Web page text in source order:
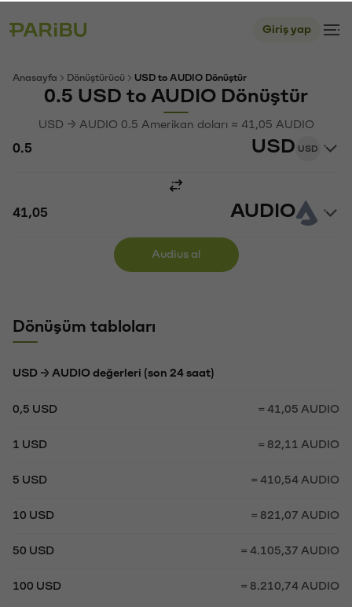
Giriş yap
Anasayfa Dönüştürücü USD to AUDIO Dönüştür
0.5 USD to AUDIO Dönüştür
USD → AUDIO 0.5 Amerikan doları ≈ 41,05 AUDIO
USD USD
AUDIO
Audius al
Dönüşüm tabloları
USD → AUDIO değerleri (son 24 saat)
0,5 USD = 41,05 AUDIO
1 USD = 82,11 AUDIO
5 USD = 410,54 AUDIO
10 USD = 821,07 AUDIO
50 USD = 4.105,37 AUDIO
100 USD = 8.210,74 AUDIO